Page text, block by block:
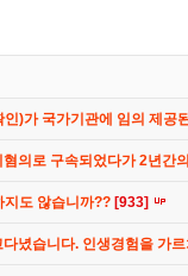
)가 국가기관에 임의 제공
의로 구속되었다가 2년간
지도 않습니까?? [933]
녔습니다. 인생경험을 가